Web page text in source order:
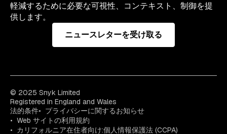
軽減するために必要な可視性、コンテキスト、制御を提
供します。
ニュースレターを受け取る
© 2025 Snyk Limited
Registered in England and Wales
法的条件
プライバシーに関するお知らせ
Web サイトの利用規約
カリフォルニア在住者向け:個人情報保護法 (CCPA)